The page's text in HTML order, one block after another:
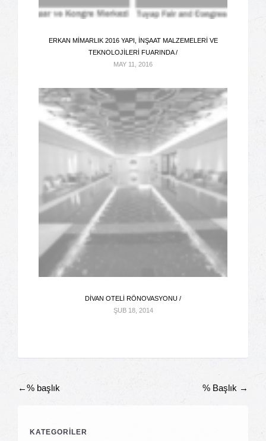
ERKAN MIMARLIK 2016 YAPI, İNŞAAT MALZEMELERI VE
TEKNOLOJILERI FUARINDA /
MAY 11, 2016
DIVAN OTELI RÖNOVASYONU /
ŞUB 18, 2014
Gönderi
←% başlık % Başlık →
KATEGORİLER